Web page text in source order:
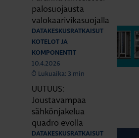
palosuojausta
valokaarivikasuojalla
DATAKESKUSRATKAISUT
KOTELOT JA
KOMPONENTIT
10.4.2026
Lukuaika: 3 min
UUTUUS:
Joustavampaa
sähkönjakelua
quadro evolla
DATAKESKUSRATKAISUT